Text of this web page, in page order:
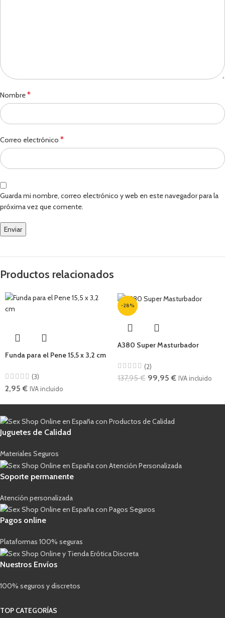
Nombre*
Correo electrónico *
Guarda mi nombre, correo electrónico y web en este navegador para la
próxima vez que comente.
Productos relacionados
Funda para el Pene 15,5 x 3,2 cm
(3)
2,95€ IVA incluido
-28%
A380 Super Masturbador
(2)
137,95€ 99,95€ IVA incluido
Juguetes de Calidad
Materiales Seguros
Soporte permanente
Atención personalizada
Pagos online
Plataformas 100% seguras
Nuestros Envíos
100% seguros y discretos
TOP CATEGORÍAS